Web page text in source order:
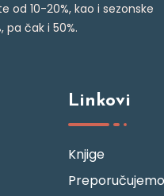
od 10-20%, kao i sezonske
pa čak i 50%.
Linkovi
Knjige
Preporučujemo